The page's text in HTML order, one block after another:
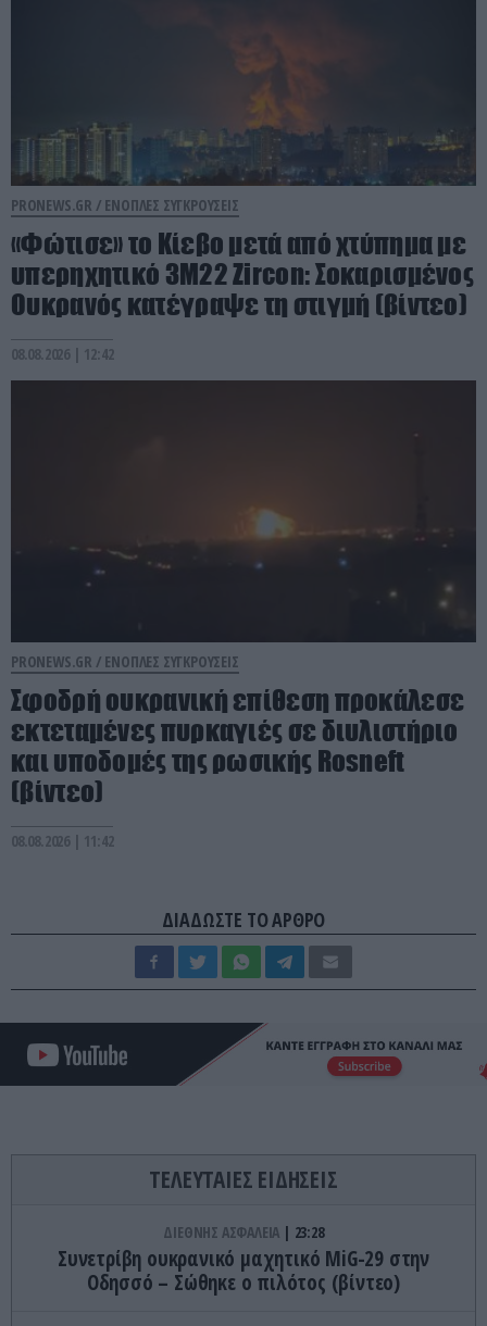
PRONEWS.GR / ΕΝΟΠΛΕΣ ΣΥΓΚΡΟΥΣΕΙΣ
«Φώτισε» το Κίεβο μετά από χτύπημα με
υπερηχητικό 3M22 Zircon: Σοκαρισμένος
Ουκρανός κατέγραψε τη στιγμή (βίντεο)
08.08.2026 | 12:42
PRONEWS.GR / ΕΝΟΠΛΕΣ ΣΥΓΚΡΟΥΣΕΙΣ
Σφοδρή ουκρανική επίθεση προκάλεσε
εκτεταμένες πυρκαγιές σε διυλιστήριο
και υποδομές της ρωσικής Rosneft
(βίντεο)
08.08.2026 | 11:42
ΔΙΑΔΩΣΤΕ ΤΟ ΑΡΘΡΟ
ΤΕΛΕΥΤΑΙΕΣ ΕΙΔΗΣΕΙΣ
ΔΙΕΘΝΗΣ ΑΣΦΑΛΕΙΑ 23:28
Συνετρίβη ουκρανικό μαχητικό MiG-29 στην
Οδησσό – Σώθηκε ο πιλότος (βίντεο)